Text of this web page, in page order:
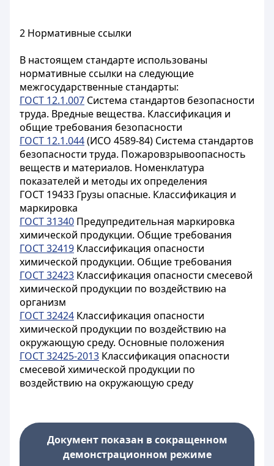
2 Нормативные ссылки
В настоящем стандарте использованы
нормативные ссылки на следующие
межгосударственные стандарты:
ГОСТ 12.1.007 Система стандартов безопасности
труда. Вредные вещества. Классификация и
общие требования безопасности
ГОСТ 12.1.044(ИСО 4589-84) Система стандартов
безопасности труда. Пожаровзрывоопасность
веществ и материалов. Номенклатура
показателей и методы их определения
ГОСТ 19433 Грузы опасные. Классификация и
маркировка
ГОСТ 31340 Предупредительная маркировка
химической продукции. Общие требования
ГОСТ 32419 Классификация опасности
химической продукции. Общие требования
ГОСТ 32423 Классификация опасности смесевой
химической продукции по воздействию на
организм
ГОСТ 32424 Классификация опасности
химической продукции по воздействию на
окружающую среду. Основные положения
ГОСТ 32425-2013 Классификация опасности
смесевой химической продукции по
воздействию на окружающую среду
Документ показан в сокращенном
демонстрационном режиме